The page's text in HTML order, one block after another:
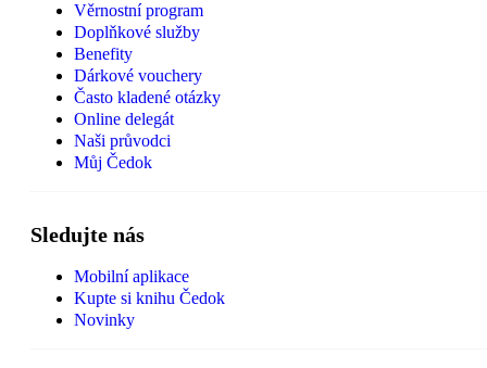
Věrnostní program
Doplňkové služby
Benefity
Dárkové vouchery
Často kladené otázky
Online delegát
Naši průvodci
Můj Čedok
Sledujte nás
Mobilní aplikace
Kupte si knihu Čedok
Novinky